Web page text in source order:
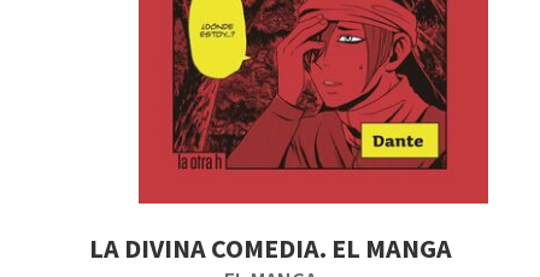
LA DIVINA COMEDIA. EL MANGA